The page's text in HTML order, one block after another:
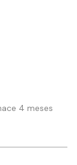
4 meses